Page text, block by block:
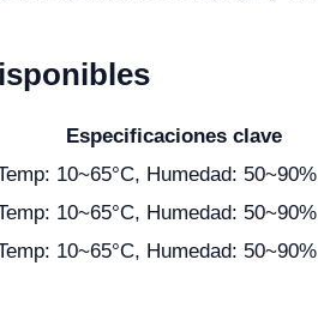
Especificaciones clave
10~65°C, Humedad:
10~65°C, Humedad:
10~65°C, Humedad: